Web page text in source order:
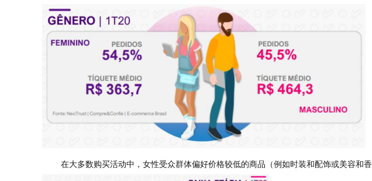
在大多数购买活动中，女性受众群体偏好价格较低的商品（例如时装和配饰或美容和